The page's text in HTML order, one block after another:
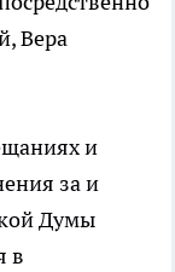
Вера
и
за и
Думы
в